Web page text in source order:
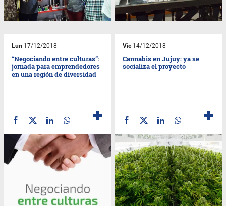
Lun 17/12/2018
“Negociando entre culturas”:
jornada para emprendedores
en una región de diversidad
Vie14/12/2018
Cannabis en Jujuy: ya se
socializa el proyecto